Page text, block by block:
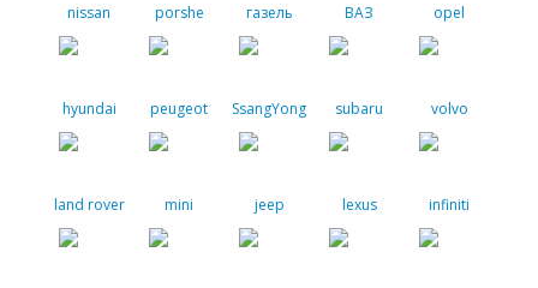
nissan porshe газель ВАЗ opel
hyundai peugeot SsangYong subaru volvo
land rover mini jeep lexus infiniti